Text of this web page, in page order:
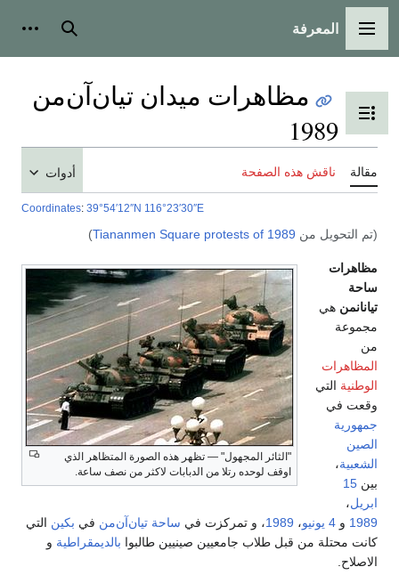
القائمة الرئيسية
المعرفة بحث
تبديل عرض جدول المحتويات
مظاهرات ميدان تيان‌آن‌من
1989
مقالة ناقش هذه الصفحة أدوات
Coordinates: 39°54′12″N 116°23′30″E
(تم التحويل من Tiananmen Square protests of 1989
)
"الثائر المجهول" — تظهر هذه الصورة المتظاهر الذي
اوقف لوحده رتلا من الدبابات لاكثر من نصف ساعة.
مظاهرات
ساحة
تيانانمن هي
مجموعة
من
المظاهرات
الوطنية التي
وقعت في
جمهورية
الصين
الشعبية،
بين 15
ابريل،
1989 و 4 يونيو ، 1989، و تمركزت في ساحة تيان‌آن‌من في بكين التي
كانت محتلة من قبل طلاب جامعيين صينيين طالبوا بالديمقراطية و
الاصلاح.